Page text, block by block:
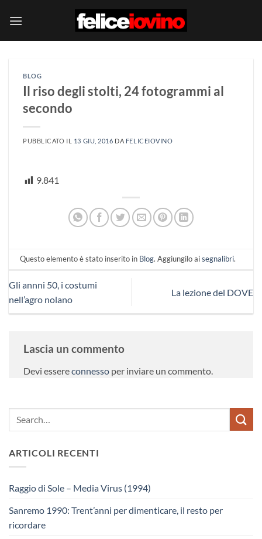
BLOG
Il riso degli stolti, 24 fotogrammi al
secondo
PUBBLICATO IL 13 GIU, 2016 DA FELICEIOVINO
9.841
Questo elemento è stato inserito in Blog. Aggiungilo aisegnalibri.
Gli annni 50, i costumi
nell’agro nolano
La lezione del DOVE
Lascia un commento
Devi essereconnesso per inviare un commento.
ARTICOLI RECENTI
Raggio di Sole – Media Virus (1994)
Sanremo 1990: Trent’anni per dimenticare, il resto per
ricordare